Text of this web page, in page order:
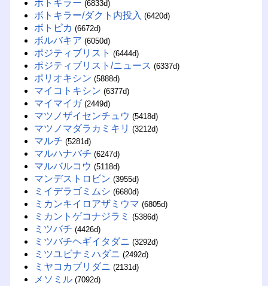
ボトキラー (6833d)
ボトキラー/ダクト内投入 (6420d)
ボトピカ (6672d)
ボルバキア (6050d)
ポジティブリスト (6444d)
ポジティブリスト/ニュース (6337d)
ポリオキシン (5888d)
マイコトキシン (6377d)
マイマイガ (2449d)
マツノザイセンチュウ (5418d)
マツノマダラカミキリ (3212d)
マルチ (5281d)
マルハナバチ (6247d)
マルバルコウ (5118d)
マンデストロビン (3955d)
ミイデラゴミムシ (6680d)
ミカンキイロアザミウマ (6805d)
ミカントゲコナジラミ (5386d)
ミツバチ (4426d)
ミツバチヘギイタダニ (3292d)
ミツユビナミハダニ (2492d)
ミヤコカブリダニ (2131d)
メソミル (7092d)